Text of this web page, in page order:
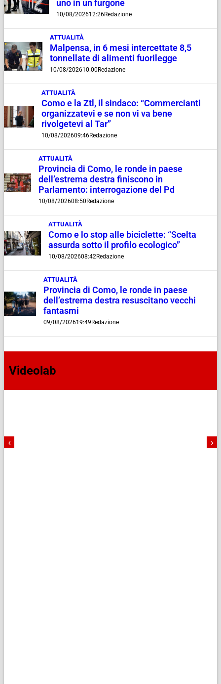
uno in un furgone
10/08/202612:26Redazione
ATTUALITÀ
Malpensa, in 6 mesi intercettate 8,5
tonnellate di alimenti fuorilegge
10/08/202610:00 Redazione
ATTUALITÀ
Como e la Ztl, il sindaco: “Commercianti
organizzatevi e se non vi va bene
rivolgetevi al Tar”
10/08/202609:46Redazione
ATTUALITÀ
Provincia di Como, le ronde in paese
dell’estrema destra finiscono in
Parlamento: interrogazione del Pd
10/08/202608:50 Redazione
ATTUALITÀ
Como e lo stop alle biciclette: “Scelta
assurda sotto il profilo ecologico”
10/08/202608:42Redazione
ATTUALITÀ
Provincia di Como, le ronde in paese
dell’estrema destra resuscitano vecchi
fantasmi
09/08/202619:49 Redazione
Videolab
‹ ›